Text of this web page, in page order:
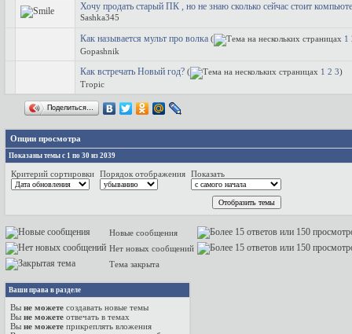
Хочу продать старый ПК , но не знаю сколько сейчас стоит
Sashka345
Как называется мульт про волка ( 1
Gopashnik
Как встречать Новый год? ( 1 2 3)
Tropic
Поделиться…
Опции просмотра
Показаны темы с 1 по 30 из 2039
Критерий сортировки Порядок отображения Показать
Новые сообщения
Нет новых сообщений
Тема закрыта
Ваши права в разделе
Вы не можете создавать новые темы
Вы не можете отвечать в темах
Вы не можете прикреплять вложения